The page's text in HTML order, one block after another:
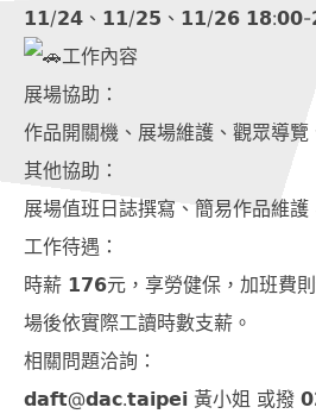
𝟭𝟭/𝟮𝟰、𝟭𝟭/𝟮𝟱、𝟭𝟭/𝟮𝟲
工作內容
展場協助：
作品開關機、展場維護、觀眾導
其他協助：
展場值班日誌撰寫、簡易作品維
工作待遇：
時薪 𝟭𝟳𝟲元，享勞健保，加班費
場後依實際工讀時數支薪。
相關問題洽詢：
𝗱𝗮𝗳𝘁@𝗱𝗮𝗰.𝘁𝗮𝗶𝗽𝗲𝗶 黃小姐 或